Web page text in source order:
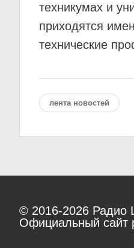
техникумах и
приходятся
технические
лента новостей
© 2016-2026 Радио
Официальный сайт